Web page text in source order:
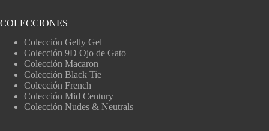
COLECCIONES
Colección Gelly Gel
Colección 9D Ojo de Gato
Colección Macaron
Colección Black Tie
Colección French
Colección Mid Century
Colección Nudes & Neutrals